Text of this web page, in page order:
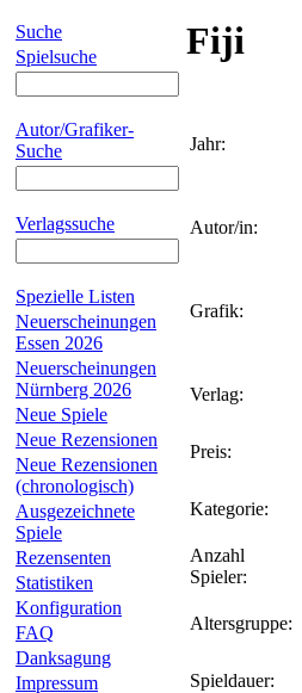
Suche
Spielsuche
Autor/Grafiker-
Suche
Verlagssuche
Spezielle Listen
Neuerscheinungen
Essen 2026
Neuerscheinungen
Nürnberg 2026
Neue Spiele
Neue Rezensionen
Neue Rezensionen
(chronologisch)
Ausgezeichnete
Spiele
Rezensenten
Statistiken
Konfiguration
FAQ
Danksagung
Impressum
Fiji
Jahr:
Autor/in:
Grafik:
Verlag:
Preis:
Kategorie:
Anzahl
Spieler:
Altersgruppe:
Spieldauer: